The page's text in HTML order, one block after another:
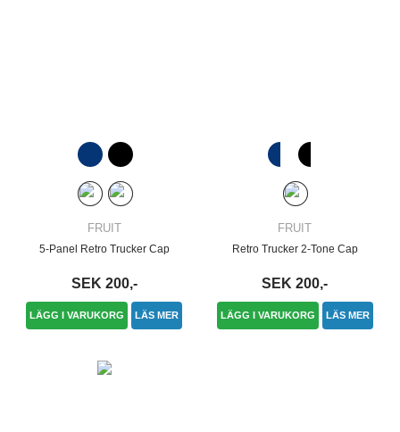
FRUIT
5-Panel Retro Trucker Cap
SEK 200,-
LÄGG I VARUKORG LÄS MER
FRUIT
Retro Trucker 2-Tone Cap
SEK 200,-
LÄGG I VARUKORG LÄS MER